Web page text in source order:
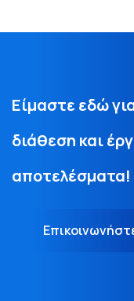
Είμαστε εδώ
διάθεση και
αποτελέσματα!